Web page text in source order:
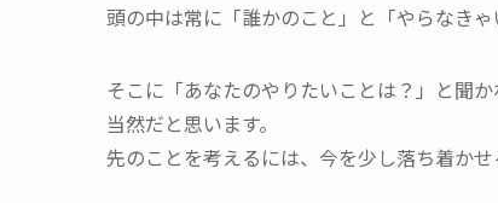
頭の中は常に「誰かのこと」と「やらなきゃ
そこに「あなたのやりたいことは？」と聞か
当然だと思います。
先のことを考えるには、今を少し落ち着か